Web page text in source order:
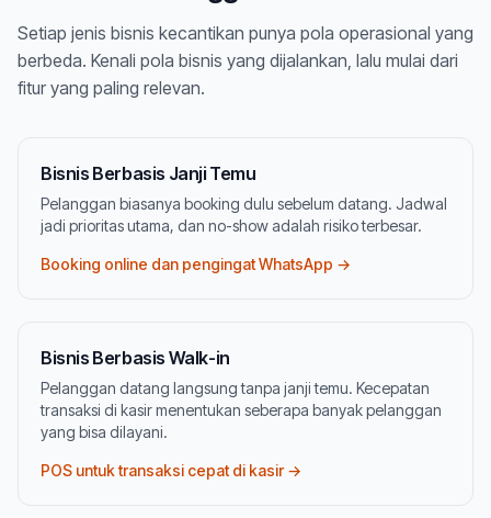
Setiap jenis bisnis kecantikan punya pola operasional yang
berbeda. Kenali pola bisnis yang dijalankan, lalu mulai dari
fitur yang paling relevan.
Bisnis Berbasis Janji Temu
Pelanggan biasanya booking dulu sebelum datang. Jadwal
jadi prioritas utama, dan no-show adalah risiko terbesar.
Booking online dan pengingat WhatsApp →
Bisnis Berbasis Walk-in
Pelanggan datang langsung tanpa janji temu. Kecepatan
transaksi di kasir menentukan seberapa banyak pelanggan
yang bisa dilayani.
POS untuk transaksi cepat di kasir →